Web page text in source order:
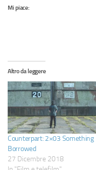
Mi piace:
Altro da leggere
Counterpart: 2×03 Something
Borrowed
27 Dicembre 2018